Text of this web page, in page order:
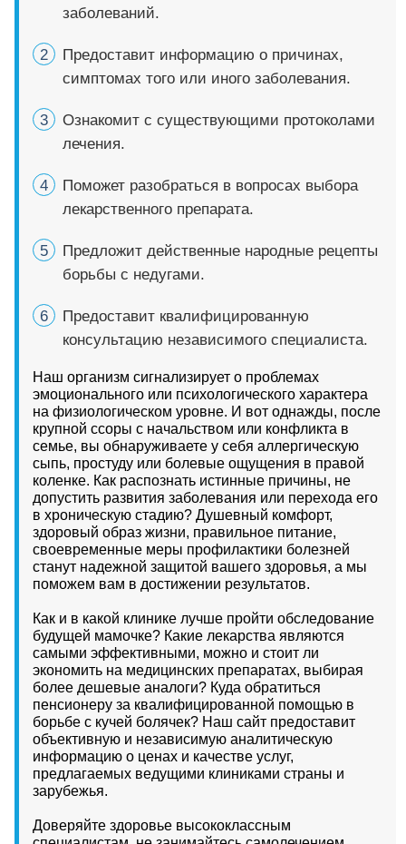
заболеваний.
Предоставит информацию о причинах,
симптомах того или иного заболевания.
Ознакомит с существующими протоколами
лечения.
Поможет разобраться в вопросах выбора
лекарственного препарата.
Предложит действенные народные рецепты
борьбы с недугами.
Предоставит квалифицированную
консультацию независимого специалиста.
Наш организм сигнализирует о проблемах
эмоционального или психологического характера
на физиологическом уровне. И вот однажды, после
крупной ссоры с начальством или конфликта в
семье, вы обнаруживаете у себя аллергическую
сыпь, простуду или болевые ощущения в правой
коленке. Как распознать истинные причины, не
допустить развития заболевания или перехода его
в хроническую стадию? Душевный комфорт,
здоровый образ жизни, правильное питание,
своевременные меры профилактики болезней
станут надежной защитой вашего здоровья, а мы
поможем вам в достижении результатов.
Как и в какой клинике лучше пройти обследование
будущей мамочке? Какие лекарства являются
самыми эффективными, можно и стоит ли
экономить на медицинских препаратах, выбирая
более дешевые аналоги? Куда обратиться
пенсионеру за квалифицированной помощью в
борьбе с кучей болячек? Наш сайт предоставит
объективную и независимую аналитическую
информацию о ценах и качестве услуг,
предлагаемых ведущими клиниками страны и
зарубежья.
Доверяйте здоровье высококлассным